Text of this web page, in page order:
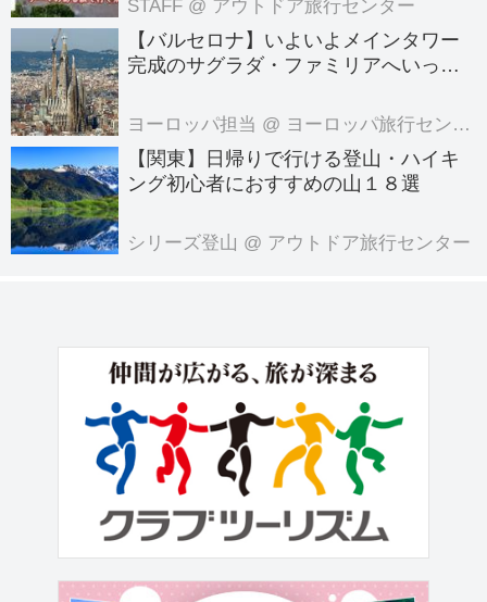
は、旅への期待をより膨らませていた
だきながら、アオスタ...
STAFF @ アウトドア旅行センター
【バルセロナ】いよいよメインタワー
完成のサグラダ・ファミリアへいって
ヨーロッパ担当 @ ヨーロッパ旅行センター
【関東】日帰りで行ける登山・ハイキ
ング初心者におすすめの山１８選
シリーズ登山 @ アウトドア旅行センター